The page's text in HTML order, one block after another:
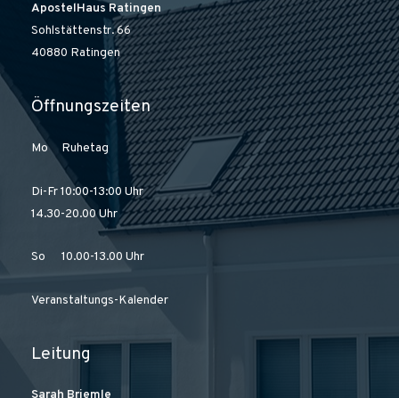
ApostelHaus Ratingen
Sohlstättenstr. 66
40880 Ratingen
Öffnungszeiten
Mo Ruhetag
Di-Fr 10:00-13:00 Uhr
14.30-20.00 Uhr
So 10.00-13.00 Uhr
Veranstaltungs-Kalender
Leitung